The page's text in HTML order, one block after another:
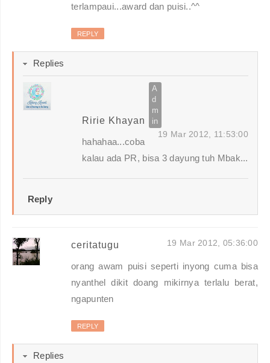
terlampaui...award dan puisi..^^
REPLY
Replies
Ririe Khayan
19 Mar 2012, 11:53:00
hahahaa...coba
kalau ada PR, bisa 3 dayung tuh Mbak...
Reply
ceritatugu 19 Mar 2012, 05:36:00
orang awam puisi seperti inyong cuma bisa
nyanthel dikit doang mikirnya terlalu berat,
ngapunten
REPLY
Replies